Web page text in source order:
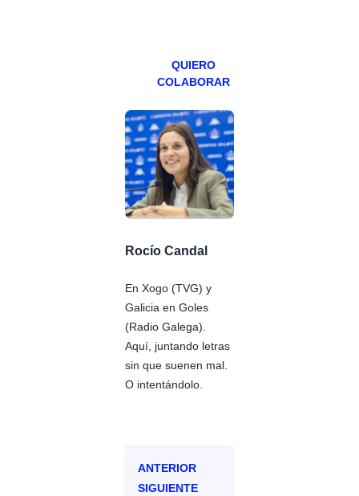
QUIERO
COLABORAR
Rocío Candal
En Xogo (TVG) y
Galicia en Goles
(Radio Galega).
Aquí, juntando letras
sin que suenen mal.
O intentándolo.
ANTERIOR
SIGUIENTE